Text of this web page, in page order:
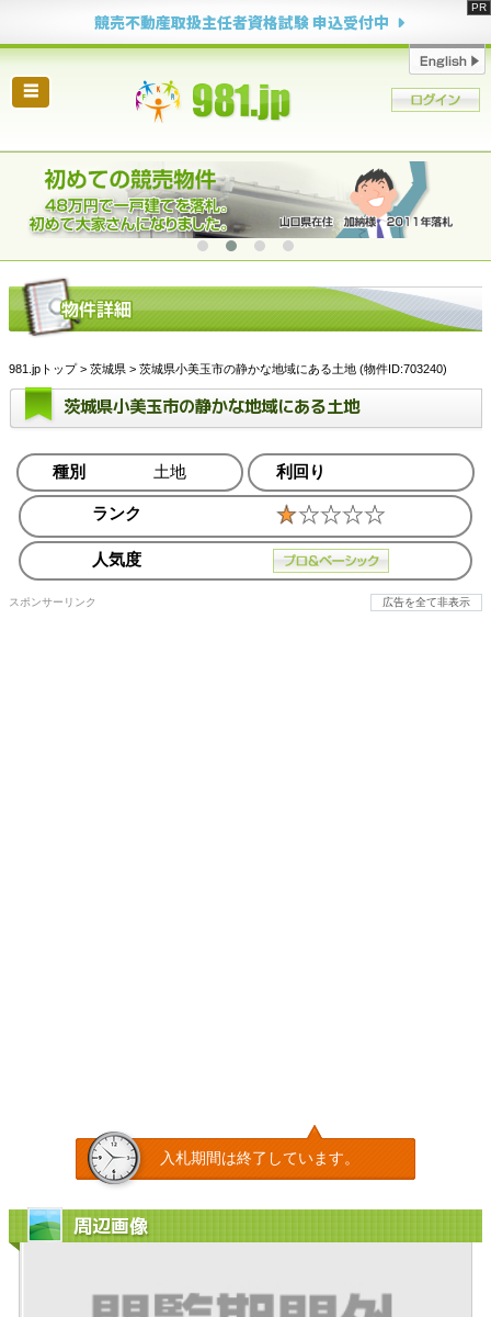
競売不動産取扱主任者資格試験 申込受付中
☰
981.jpトップ> 茨城県 > 茨城県小美玉市の静かな地域にある土地 (物件ID:703240)
茨城県小美玉市の静かな地域にある土地
種別 土地 利回り
ランク
人気度
スポンサーリンク 広告を全て非表示
入札期間は終了しています。
周辺画像